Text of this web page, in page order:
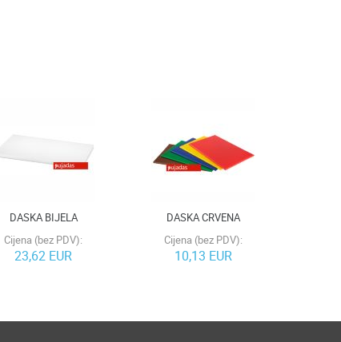
DASKA BIJELA
Cijena (bez PDV):
23,62 EUR
DASKA CRVENA
Cijena (bez PDV):
10,13 EUR